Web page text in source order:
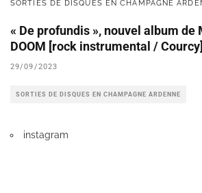
SORTIES DE DISQUES EN CHAMPAGNE
« De profundis », nouvel album de
DOOM [rock instrumental / Courcy]
29/09/2023
SORTIES DE DISQUES EN CHAMPAGNE ARDENNE
instagram